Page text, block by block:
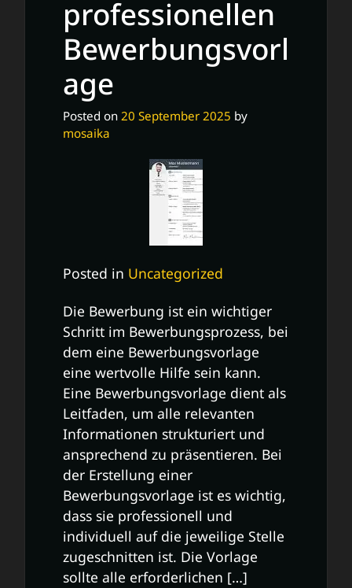
professionellen
Bewerbungsvorl
age
Posted on 20 September 2025 by
mosaika
Posted in Uncategorized
Die Bewerbung ist ein wichtiger
Schritt im Bewerbungsprozess, bei
dem eine Bewerbungsvorlage
eine wertvolle Hilfe sein kann.
Eine Bewerbungsvorlage dient als
Leitfaden, um alle relevanten
Informationen strukturiert und
ansprechend zu präsentieren. Bei
der Erstellung einer
Bewerbungsvorlage ist es wichtig,
dass sie professionell und
individuell auf die jeweilige Stelle
zugeschnitten ist. Die Vorlage
sollte alle erforderlichen […]